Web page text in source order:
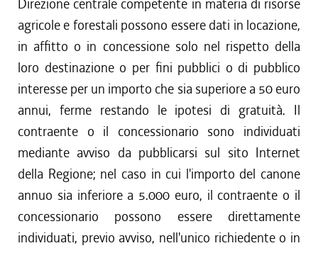
Direzione centrale competente in materia di risorse
agricole e forestali possono essere dati in locazione,
in affitto o in concessione solo nel rispetto della
loro destinazione o per fini pubblici o di pubblico
interesse per un importo che sia superiore a 50 euro
annui, ferme restando le ipotesi di gratuità. Il
contraente o il concessionario sono individuati
mediante avviso da pubblicarsi sul sito Internet
della Regione; nel caso in cui l'importo del canone
annuo sia inferiore a 5.000 euro, il contraente o il
concessionario possono essere direttamente
individuati, previo avviso, nell'unico richiedente o in